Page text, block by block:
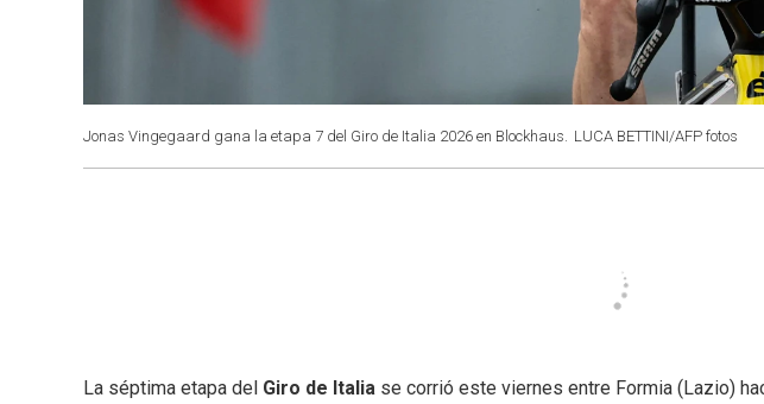
Jonas Vingegaard gana la etapa 7 del Giro de Italia 2026 en Blockhaus. LUCA BETTINI/AFP fotos
La séptima etapa del Giro de Italia se corrió este viernes entre Formia (Lazio)